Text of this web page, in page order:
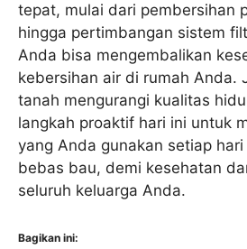
tepat, mulai dari pembersihan
hingga pertimbangan sistem
Anda bisa mengembalikan
kebersihan air di rumah Anda.
tanah mengurangi kualitas
langkah proaktif hari ini untuk
yang Anda gunakan setiap
bebas bau, demi kesehatan
seluruh keluarga Anda.
Bagikan ini: